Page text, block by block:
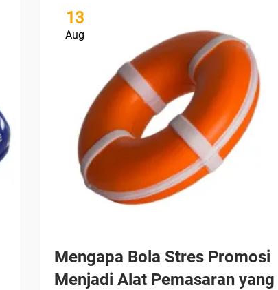
13
Aug
Mengapa Bola Stres Promosi
Menjadi Alat Pemasaran yang